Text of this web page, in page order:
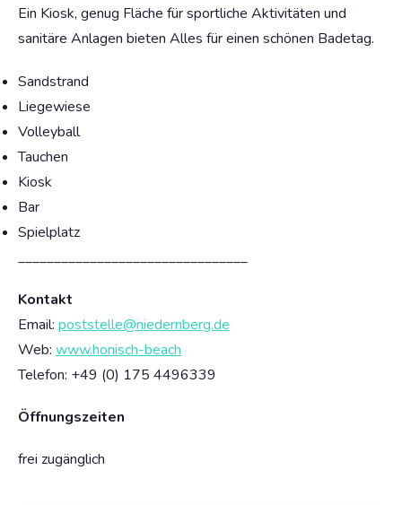
Ein Kiosk, genug Fläche für sportliche Aktivitäten und
sanitäre Anlagen bieten Alles für einen schönen Badetag.
Sandstrand
Liegewiese
Volleyball
Tauchen
Kiosk
Bar
Spielplatz
________________________________
Kontakt
Email: poststelle@niedernberg.de
Web: www.honisch-beach
Telefon: +49 (0) 175 4496339
Öffnungszeiten
frei zugänglich